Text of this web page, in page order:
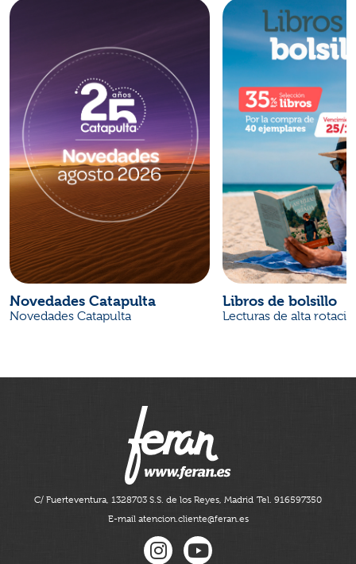
Novedades Catapulta
Novedades Catapulta
Libros de bolsillo
Lecturas de alta
C/ Fuerteventura, 1328703 S.S. de los Reyes, Madrid Tel. 916597350
E-mail atencion.cliente@feran.es